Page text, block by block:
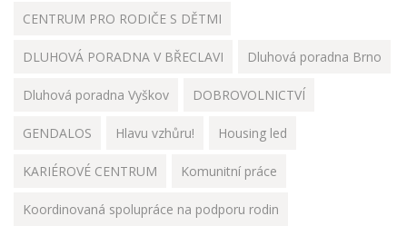
CENTRUM PRO RODIČE S DĚTMI
DLUHOVÁ PORADNA V BŘECLAVI Dluhová poradna Brno
Dluhová poradna Vyškov DOBROVOLNICTVÍ
GENDALOS Hlavu vzhůru! Housing led
KARIÉROVÉ CENTRUM Komunitní práce
Koordinovaná spolupráce na podporu rodin